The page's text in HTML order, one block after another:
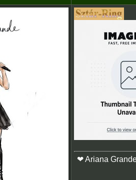
❤ Ariana